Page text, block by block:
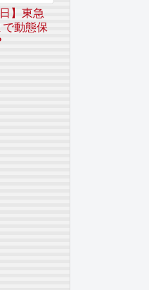
】東急
動態保